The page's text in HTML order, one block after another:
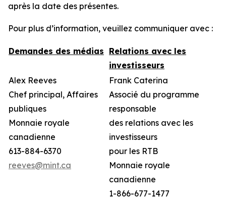
après la date des présentes.
Pour plus d’information, veuillez communiquer avec :
Demandes des médias Relations avec les
investisseurs
Alex Reeves
Chef principal, Affaires
publiques
Monnaie royale
canadienne
613-884-6370
reeves@mint.ca
Frank Caterina
Associé du programme
responsable
des relations avec les
investisseurs
pour les RTB
Monnaie royale
canadienne
1-866-677-1477